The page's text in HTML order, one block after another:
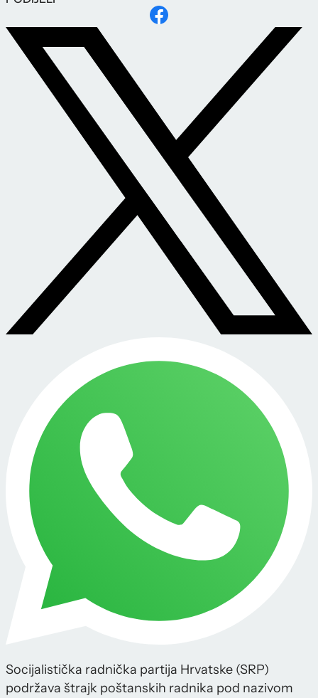
Socijalistička radnička partija Hrvatske (SRP)
podržava štrajk poštanskih radnika pod nazivom